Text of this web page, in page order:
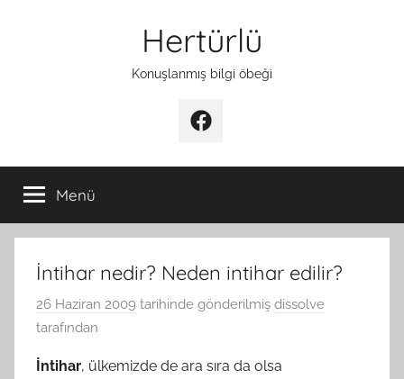
Hertürlü
Konuşlanmış bilgi öbeği
Facebook
Menü
İntihar nedir? Neden intihar edilir?
26 Haziran 2009 tarihinde gönderilmiş dissolve
tarafından
İntihar, ülkemizde de ara sıra da olsa